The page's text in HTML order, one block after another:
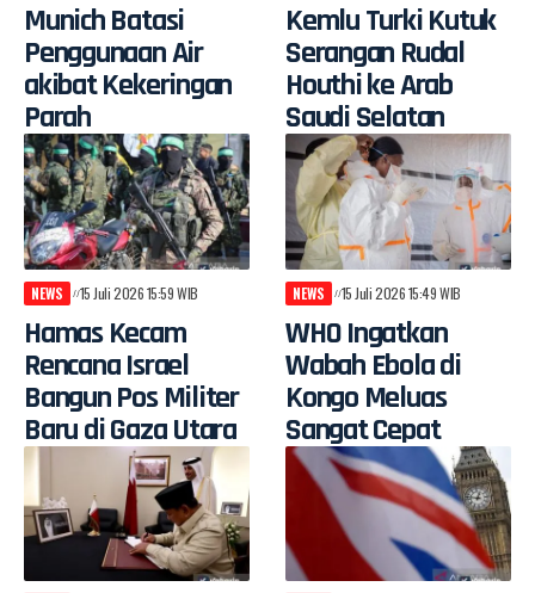
Munich Batasi
Penggunaan Air
akibat Kekeringan
Parah
Kemlu Turki Kutuk
Serangan Rudal
Houthi ke Arab
Saudi Selatan
NEWS 15 Juli 2026 15:59 WIB
Hamas Kecam
Rencana Israel
Bangun Pos Militer
Baru di Gaza Utara
NEWS 15 Juli 2026 15:49 WIB
WHO Ingatkan
Wabah Ebola di
Kongo Meluas
Sangat Cepat